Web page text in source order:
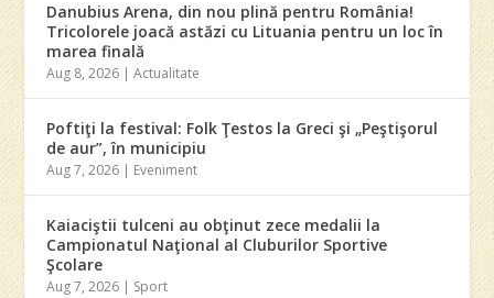
Danubius Arena, din nou plină pentru România!
Tricolorele joacă astăzi cu Lituania pentru un loc în
marea finală
Aug 8, 2026 |Actualitate
Poftiţi la festival: Folk Ţestos la Greci şi „Peştişorul
de aur”, în municipiu
Aug 7, 2026 | Eveniment
Kaiaciştii tulceni au obţinut zece medalii la
Campionatul Naţional al Cluburilor Sportive
Şcolare
Aug 7, 2026 | Sport